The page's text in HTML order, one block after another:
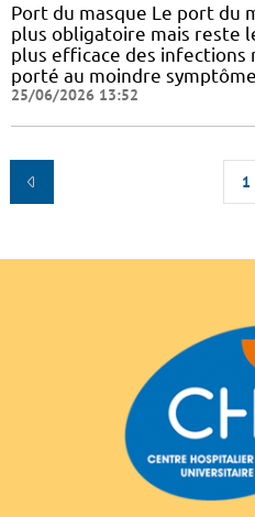
Port du masque Le port du
plus obligatoire mais reste
plus efficace des
porté au moindre
25/06/2026 13:52
1